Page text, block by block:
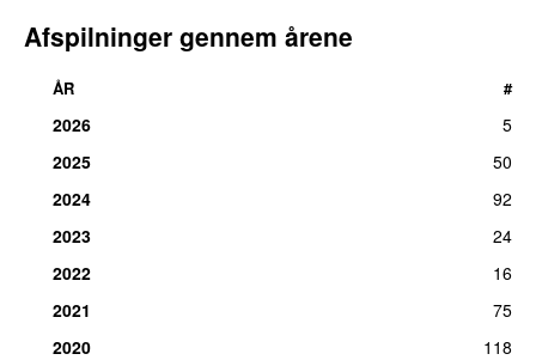
Afspilninger gennem årene
ÅR #
2026
5
2025
50
2024
92
2023
24
2022
16
2021
75
2020
118